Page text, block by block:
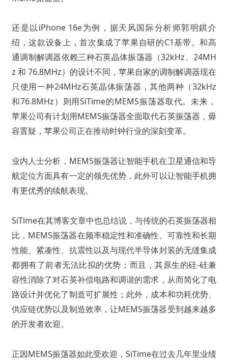
还是以iPhone 16e为例，据天风国际分析师郭明錤介
绍，这款设备上，首次集成了苹果自研的C1基带。和高
通调制解调器依赖三种石英晶体振荡器（32kHz、24MH
z 和 76.8MHz）的设计不同，苹果自家的调制解调器现在
只使用一种24MHz石英晶体振荡器，其他两种（32kHz
和76.8MHz）则用SiTime的MEMS振荡器取代。未来，
苹果公司有计划用MEMS振荡器全面取代石英振荡器，毋
容置疑，苹果公司正在推动时钟行业的深刻变革。
业内人士分析，MEMS振荡器让智能手机在卫星通信和导
航定位方面具有一定的领先优势，此外可以让智能手机拥
有更优秀的续航表现。
SiTime在其博客文章中也总结说，与传统的石英振荡器相
比，MEMS振荡器在频率稳定性和准确性、可靠性和长期
性能、紧凑性、抗震性以及与现代半导体封装的无缝集成
都拥有了前者无法比拟的优势；而且，其原生的硅-硅兼
容性消除了对石英补偿电路和调谐的需求，从而简化了电
路设计并优化了制造可扩展性；此外，成本和功耗优势、
供应链优势以及制造效率，让MEMS振荡器受到越来越多
的开发者欢迎。
正因MEMS振荡器如此受欢迎，SiTime在过去几年里业绩